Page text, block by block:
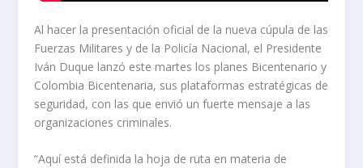
Al hacer la presentación oficial de la nueva cúpula de las
Fuerzas Militares y de la Policía Nacional, el Presidente
Iván Duque lanzó este martes los planes Bicentenario y
Colombia Bicentenaria, sus plataformas estratégicas de
seguridad, con las que envió un fuerte mensaje a las
organizaciones criminales.
“Aquí está definida la hoja de ruta en materia de